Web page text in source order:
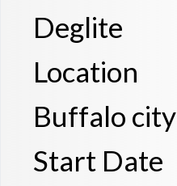
Deglite
Location
Buffalo city
Start Date